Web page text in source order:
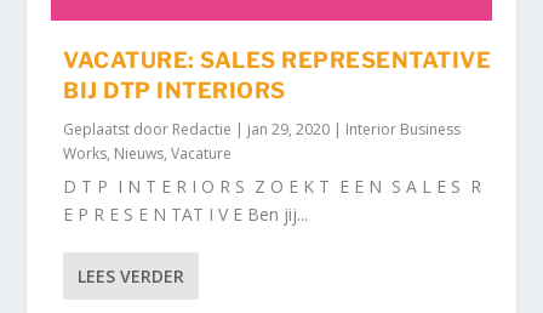
VACATURE: SALES REPRESENTATIVE
BIJ DTP INTERIORS
Geplaatst door Redactie | jan 29, 2020 | Interior Business
Works, Nieuws,Vacature
D T P I N T E R I O R S Z O E K T E E N S A L E S R
E P R E S E N TAT I V E Ben jij...
LEES VERDER